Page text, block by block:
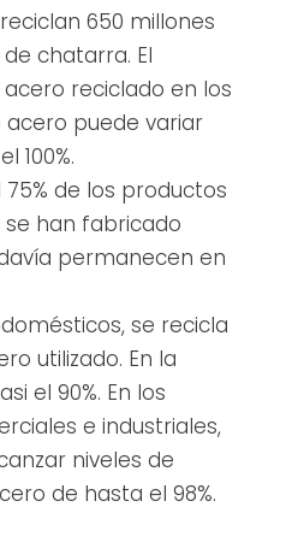
650 millones
chatarra. El
reciclado en los
puede variar
100%.
de los productos
han fabricado
permanecen en
se recicla
utilizado. En la
el 90%. En los
e industriales,
niveles de
de hasta el 98%.